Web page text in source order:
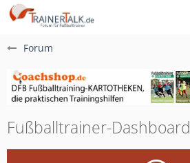
Forum
Fußballtrainer-Dashboard